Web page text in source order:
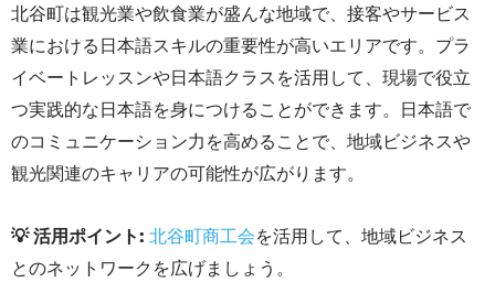
北谷町は観光業や飲食業が盛んな地域で、接客やサービス
業における日本語スキルの重要性が高いエリアです。プラ
イベートレッスンや日本語クラスを活用して、現場で役立
つ実践的な日本語を身につけることができます。日本語で
のコミュニケーション力を高めることで、地域ビジネスや
観光関連のキャリアの可能性が広がります。
💡 活用ポイント: 北谷町商工会を活用して、地域ビジネス
とのネットワークを広げましょう。